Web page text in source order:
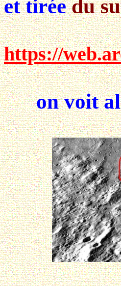
et tiréedu
https://
on voit